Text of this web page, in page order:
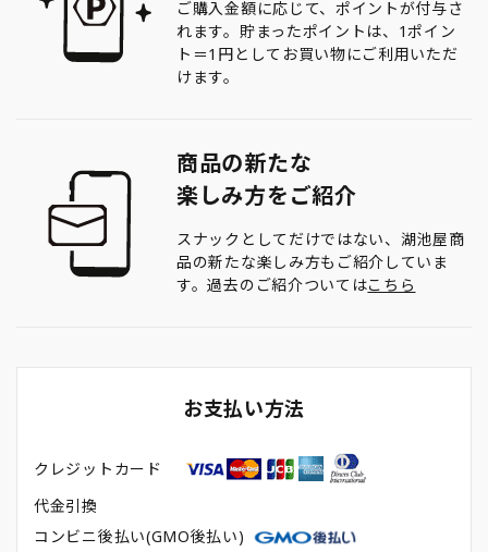
ご購入金額に応じて、ポイントが付与さ
れます。貯まったポイントは、1ポイン
ト＝1円としてお買い物にご利用いただ
けます。
商品の新たな
楽しみ方をご紹介
スナックとしてだけではない、湖池屋商
品の新たな楽しみ方もご紹介していま
す。過去のご紹介ついてはこちら
お支払い方法
クレジットカード
代金引換
コンビニ後払い(GMO後払い)